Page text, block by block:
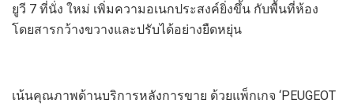
ยูวี 7 ที่นั่ง ใหม่ เพิ่มความอเนกประสงค์ยิ่งขึ้น กับพื้นที่ห้อง
โดยสารกว้างขวางและปรับได้อย่างยืดหยุ่น
เน้นคุณภาพด้านบริการหลังการขาย ด้วยแพ็กเกจ ‘PEUGEOT